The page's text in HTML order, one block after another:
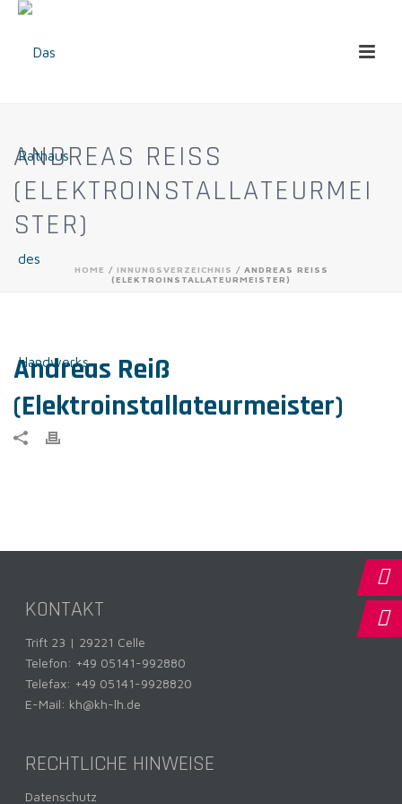
ANDREAS REISS
(ELEKTROINSTALLATEURMEIS
TER)
HOME / INNUNGSVERZEICHNIS / ANDREAS REISS
(ELEKTROINSTALLATEURMEISTER)
Andreas Reiß
(Elektroinstallateurmeister)
KONTAKT
Trift 23 | 29221 Celle
Telefon: +49 05141-992880
Telefax: +49 05141-9928820
E-Mail: kh@kh-lh.de
RECHTLICHE HINWEISE
Datenschutz